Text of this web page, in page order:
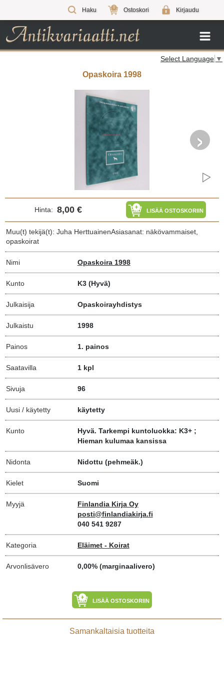
Haku 0 Ostoskori Kirjaudu
Select Language ▼
Opaskoira 1998
›
Hinta: 8,00 € LISÄÄ OSTOSKORIIN
Muu(t) tekijä(t): Juha HerttuainenAsiasanat: näkövammaiset,
opaskoirat
Nimi Opaskoira 1998
Kunto K3 (Hyvä)
Julkaisija Opaskoirayhdistys
Julkaistu 1998
Painos 1. painos
Saatavilla 1 kpl
Sivuja 96
Uusi / käytetty käytetty
Kunto
Hyvä. Tarkempi kuntoluokka: K3+ ;
Hieman kulumaa kansissa
Nidonta Nidottu (pehmeäk.)
Kielet Suomi
Myyjä
Finlandia Kirja Oy
posti@finlandiakirja.fi
040 541 9287
Kategoria Eläimet - Koirat
Arvonlisävero 0,00% (marginaalivero)
LISÄÄ OSTOSKORIIN
Samankaltaisia tuotteita